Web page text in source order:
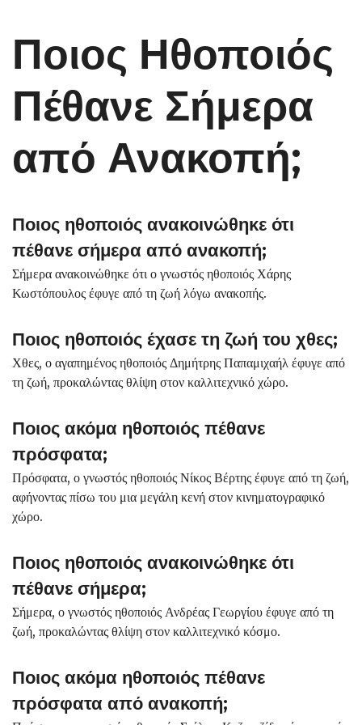
Ποιος Ηθοποιός
Πέθανε Σήμερα
από Ανακοπή;
Ποιος ηθοποιός ανακοινώθηκε ότι
πέθανε σήμερα από ανακοπή;
Σήμερα ανακοινώθηκε ότι ο γνωστός ηθοποιός Χάρης
Κωστόπουλος έφυγε από τη ζωή λόγω ανακοπής.
Ποιος ηθοποιός έχασε τη ζωή του χθες;
Χθες, ο αγαπημένος ηθοποιός Δημήτρης Παπαμιχαήλ έφυγε από
τη ζωή, προκαλώντας θλίψη στον καλλιτεχνικό χώρο.
Ποιος ακόμα ηθοποιός πέθανε
πρόσφατα;
Πρόσφατα, ο γνωστός ηθοποιός Νίκος Βέρτης έφυγε από τη ζωή,
αφήνοντας πίσω του μια μεγάλη κενή στον κινηματογραφικό
χώρο.
Ποιος ηθοποιός ανακοινώθηκε ότι
πέθανε σήμερα;
Σήμερα, ο γνωστός ηθοποιός Ανδρέας Γεωργίου έφυγε από τη
ζωή, προκαλώντας θλίψη στον καλλιτεχνικό κόσμο.
Ποιος ακόμα ηθοποιός πέθανε
πρόσφατα από ανακοπή;